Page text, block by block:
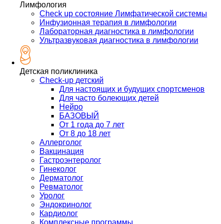
Лимфология
Check up состояние Лимфатической системы
Инфузионная терапия в лимфологии
Лабораторная диагностика в лимфологии
Ультразвуковая диагностика в лимфологии
Детская поликлиника
Check-up детский
Для настоящих и будущих спортсменов
Для часто болеющих детей
Нейро
БАЗОВЫЙ
От 1 года до 7 лет
От 8 до 18 лет
Аллерголог
Вакцинация
Гастроэнтеролог
Гинеколог
Дерматолог
Ревматолог
Уролог
Эндокринолог
Кардиолог